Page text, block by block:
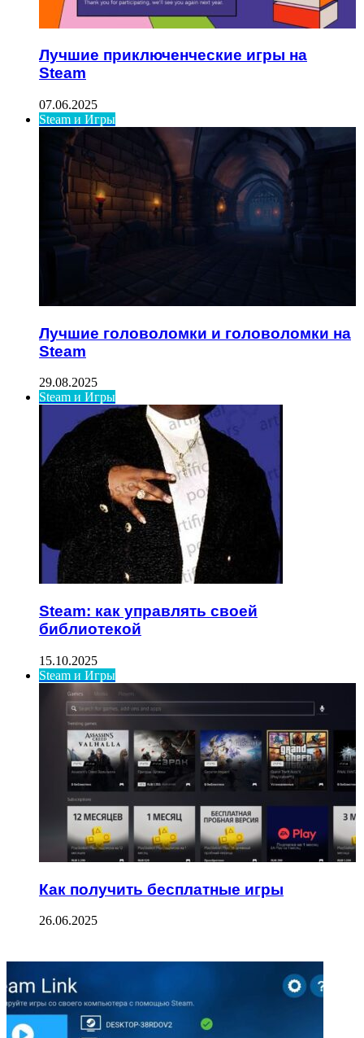
Лучшие приключенческие игры на
Steam
07.06.2025
Steam и Игры
Лучшие головоломки и головоломки на
Steam
29.08.2025
Steam и Игры
Steam: как управлять своей
библиотекой
15.10.2025
Steam и Игры
Как получить бесплатные игры
26.06.2025